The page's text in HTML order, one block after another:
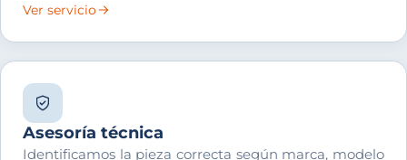
Ver servicio
Asesoría técnica
Identificamos la pieza correcta según marca, modelo